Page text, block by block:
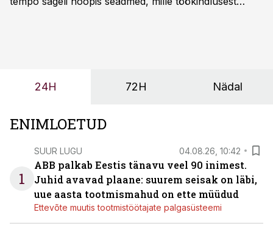
24H 72H Nädal
ENIMLOETUD
1
SUUR LUGU 04.08.26, 10:42
ABB palkab Eestis tänavu veel 90 inimest.
Juhid avavad plaane: suurem seisak on läbi,
uue aasta tootmismahud on ette müüdud
Ettevõte muutis tootmistöötajate palgasüsteemi